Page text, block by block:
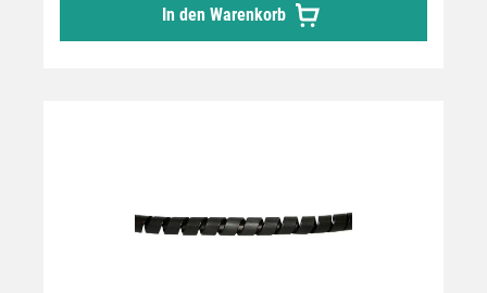
In den Warenkorb